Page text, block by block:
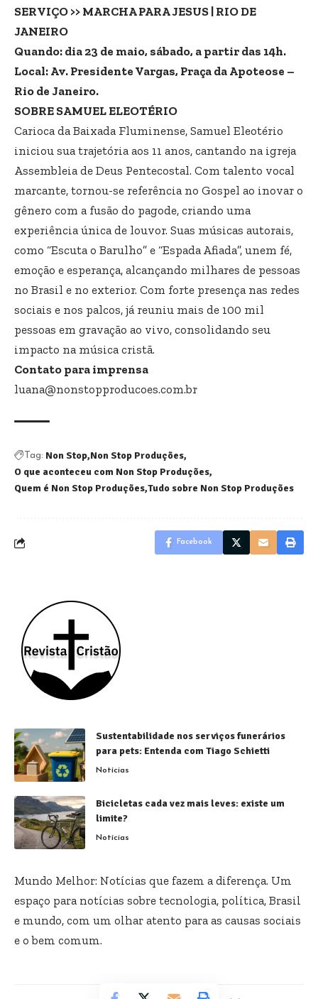
SERVIÇO >> MARCHA PARA JESUS | RIO DE
JANEIRO
Quando: dia 23 de maio, sábado, a partir das 14h.
Local: Av. Presidente Vargas, Praça da Apoteose –
Rio de Janeiro.
SOBRE SAMUEL ELEOTÉRIO
Carioca da Baixada Fluminense, Samuel Eleotério
iniciou sua trajetória aos 11 anos, cantando na igreja
Assembleia de Deus Pentecostal. Com talento vocal
marcante, tornou-se referência no Gospel ao inovar o
gênero com a fusão do pagode, criando uma
experiência única de louvor. Suas músicas autorais,
como “Escuta o Barulho” e “Espada Afiada”, unem fé,
emoção e esperança, alcançando milhares de pessoas
no Brasil e no exterior. Com forte presença nas redes
sociais e nos palcos, já reuniu mais de 100 mil
pessoas em gravação ao vivo, consolidando seu
impacto na música cristã.
Contato para imprensa
luana@nonstopproducoes.com.br
Tag: Non Stop Non Stop Produções
O que aconteceu com Non Stop Produções
Quem é Non Stop Produções Tudo sobre Non Stop Produções
Facebook
Sustentabilidade nos serviços funerários
para pets: Entenda com Tiago Schietti
Notícias
Bicicletas cada vez mais leves: existe um
limite?
Notícias
Mundo Melhor: Notícias que fazem a diferença. Um
espaço para notícias sobre tecnologia, política, Brasil
e mundo, com um olhar atento para as causas sociais
e o bem comum.